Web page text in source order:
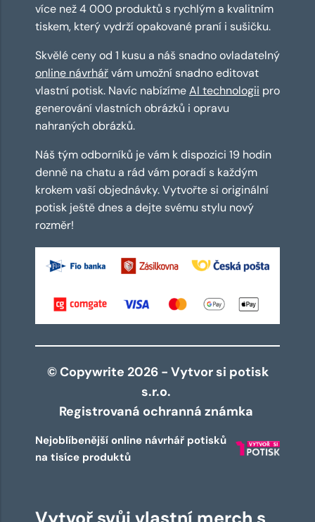
více než 4 000 produktů s rychlým a kvalitním
tiskem, který vydrží opakované praní i sušičku.
Skvělé ceny od 1 kusu a náš snadno ovladatelný
online návrhářvám umožní snadno editovat
vlastní potisk. Navíc nabízímeAI technologii pro
generování vlastních obrázků i opravu
nahraných obrázků.
Náš tým odborníků je vám k dispozici 19 hodin
denně na chatu a rád vám poradí s každým
krokem vaší objednávky. Vytvořte si originální
potisk ještě dnes a dejte svému stylu nový
rozměr!
© Copywrite 2026 - Vytvor si potisk
s.r.o.
Registrovaná ochranná známka
Nejoblíbenější online návrhář potisků
na tisíce produktů